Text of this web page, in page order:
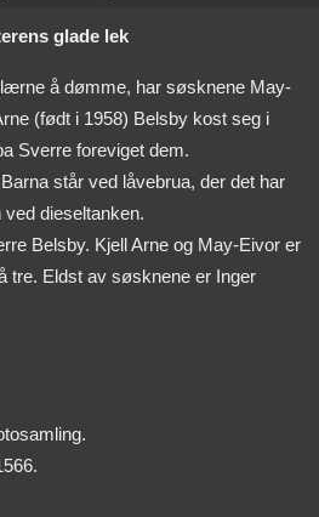
glade lek
å dømme, har søsknene May-
(født i 1958) Belsby kost seg i
Sverre foreviget dem.
står ved låvebrua, der det har
dieseltanken.
Belsby. Kjell Arne og May-Eivor er
tre. Eldst av søsknene er Inger